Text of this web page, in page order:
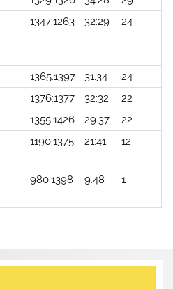
1347:1263 32:29 24
1365:1397 31:34
24
1376:1377 32:32
22
1355:1426 29:37
22
1190:1375 21:41 12
980:1398 9:48 1